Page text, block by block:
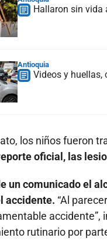
Hallaron sin vida
Antioquia
Videos y huellas,
los niños fueron
oficial, las
un comunicado el
accidente. “Al
accidente”,
rutinario por